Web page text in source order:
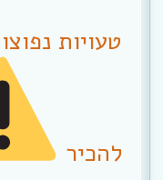
טעויות
להכיר